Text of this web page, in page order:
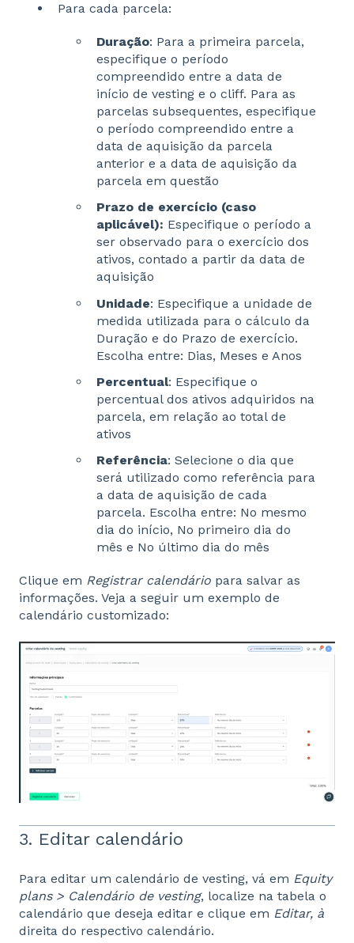
Para cada parcela:
Duração: Para a primeira parcela,
especifique o período
compreendido entre a data de
início de vesting e o cliff. Para as
parcelas subsequentes, especifique
o período compreendido entre a
data de aquisição da parcela
anterior e a data de aquisição da
parcela em questão
Prazo de exercício (caso
aplicável): Especifique o período a
ser observado para o exercício dos
ativos, contado a partir da data de
aquisição
Unidade: Especifique a unidade de
medida utilizada para o cálculo da
Duração e do Prazo de exercício.
Escolha entre: Dias, Meses e Anos
Percentual: Especifique o
percentual dos ativos adquiridos na
parcela, em relação ao total de
ativos
Referência: Selecione o dia que
será utilizado como referência para
a data de aquisição de cada
parcela. Escolha entre: No mesmo
dia do início, No primeiro dia do
mês e No último dia do mês
Clique em Registrar calendário para salvar as
informações. Veja a seguir um exemplo de
calendário customizado:
3. Editar calendário
Para editar um calendário de vesting, vá em Equity
plans > Calendário de vesting, localize na tabela o
calendário que deseja editar e clique em Editar, à
direita do respectivo calendário.